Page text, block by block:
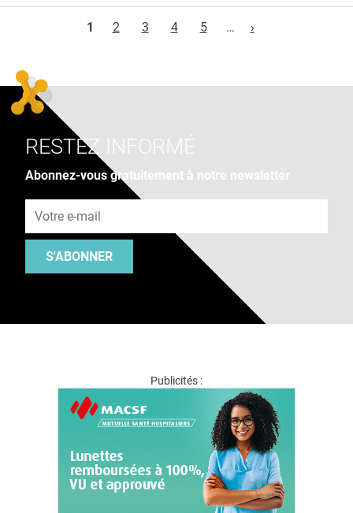
1
2 3 4 5 … ›
RESTEZ INFORMÉ
Abonnez-vous gratuitement à notre newsletter
S'ABONNER
Publicités :